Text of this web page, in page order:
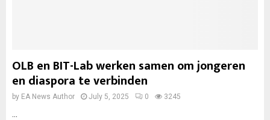
OLB en BIT-Lab werken samen om jongeren
en diaspora te verbinden
by EA News Author July 5, 2025 0 3245